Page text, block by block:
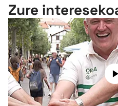
Zure